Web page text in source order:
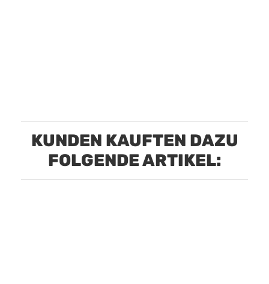
KUNDEN KAUFTEN DAZU
FOLGENDE ARTIKEL: